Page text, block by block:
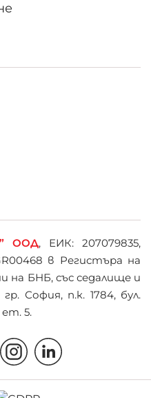
ООД, ЕИК: 207079835,
в Регистъра на
БНБ, със седалище и
София, п.к. 1784, бул.
5.